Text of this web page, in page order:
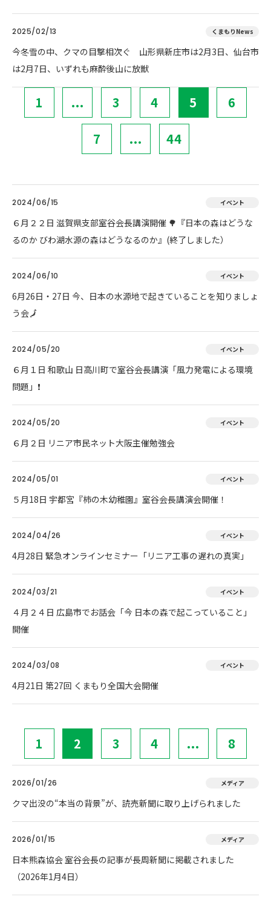
2025/02/13 くまもりNews
今冬雪の中、クマの目撃相次ぐ 山形県新庄市は2月3日、仙台市
は2月7日、いずれも麻酔後山に放獣
1 ... 3 4 5 6
7 ... 44
2024/06/15 イベント
６月２２日 滋賀県支部室谷会長講演開催 🌳『日本の森はどうな
るのか びわ湖水源の森はどうなるのか』(終了しました）
2024/06/10 イベント
6月26日・27日 今、日本の水源地で起きていることを知りましょ
う会🗾
2024/05/20 イベント
６月１日 和歌山 日高川町で室谷会長講演「風力発電による環境
問題」❗
2024/05/20 イベント
６月２日 リニア市民ネット大阪主催勉強会
2024/05/01 イベント
５月18日 宇都宮『柿の木幼稚園』室谷会長講演会開催！
2024/04/26 イベント
4月28日 緊急オンラインセミナー「リニア工事の遅れの真実」
2024/03/21 イベント
４月２４日 広島市でお話会「今 日本の森で起こっていること」
開催
2024/03/08 イベント
4月21日 第27回 くまもり全国大会開催
1 2 3 4 ... 8
2026/01/26 メディア
クマ出没の“本当の背景”が、読売新聞に取り上げられました
2026/01/15 メディア
日本熊森協会 室谷会長の記事が長周新聞に掲載されました
（2026年1月4日）